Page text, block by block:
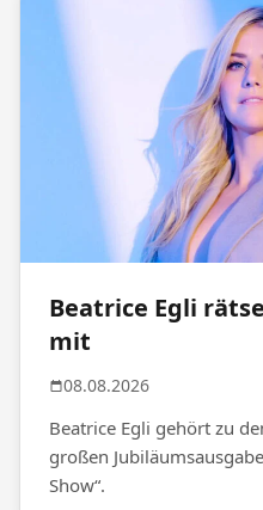
Beatrice Egli
mit
08.08.2026
Beatrice Egli gehört zu
großen
Show“.